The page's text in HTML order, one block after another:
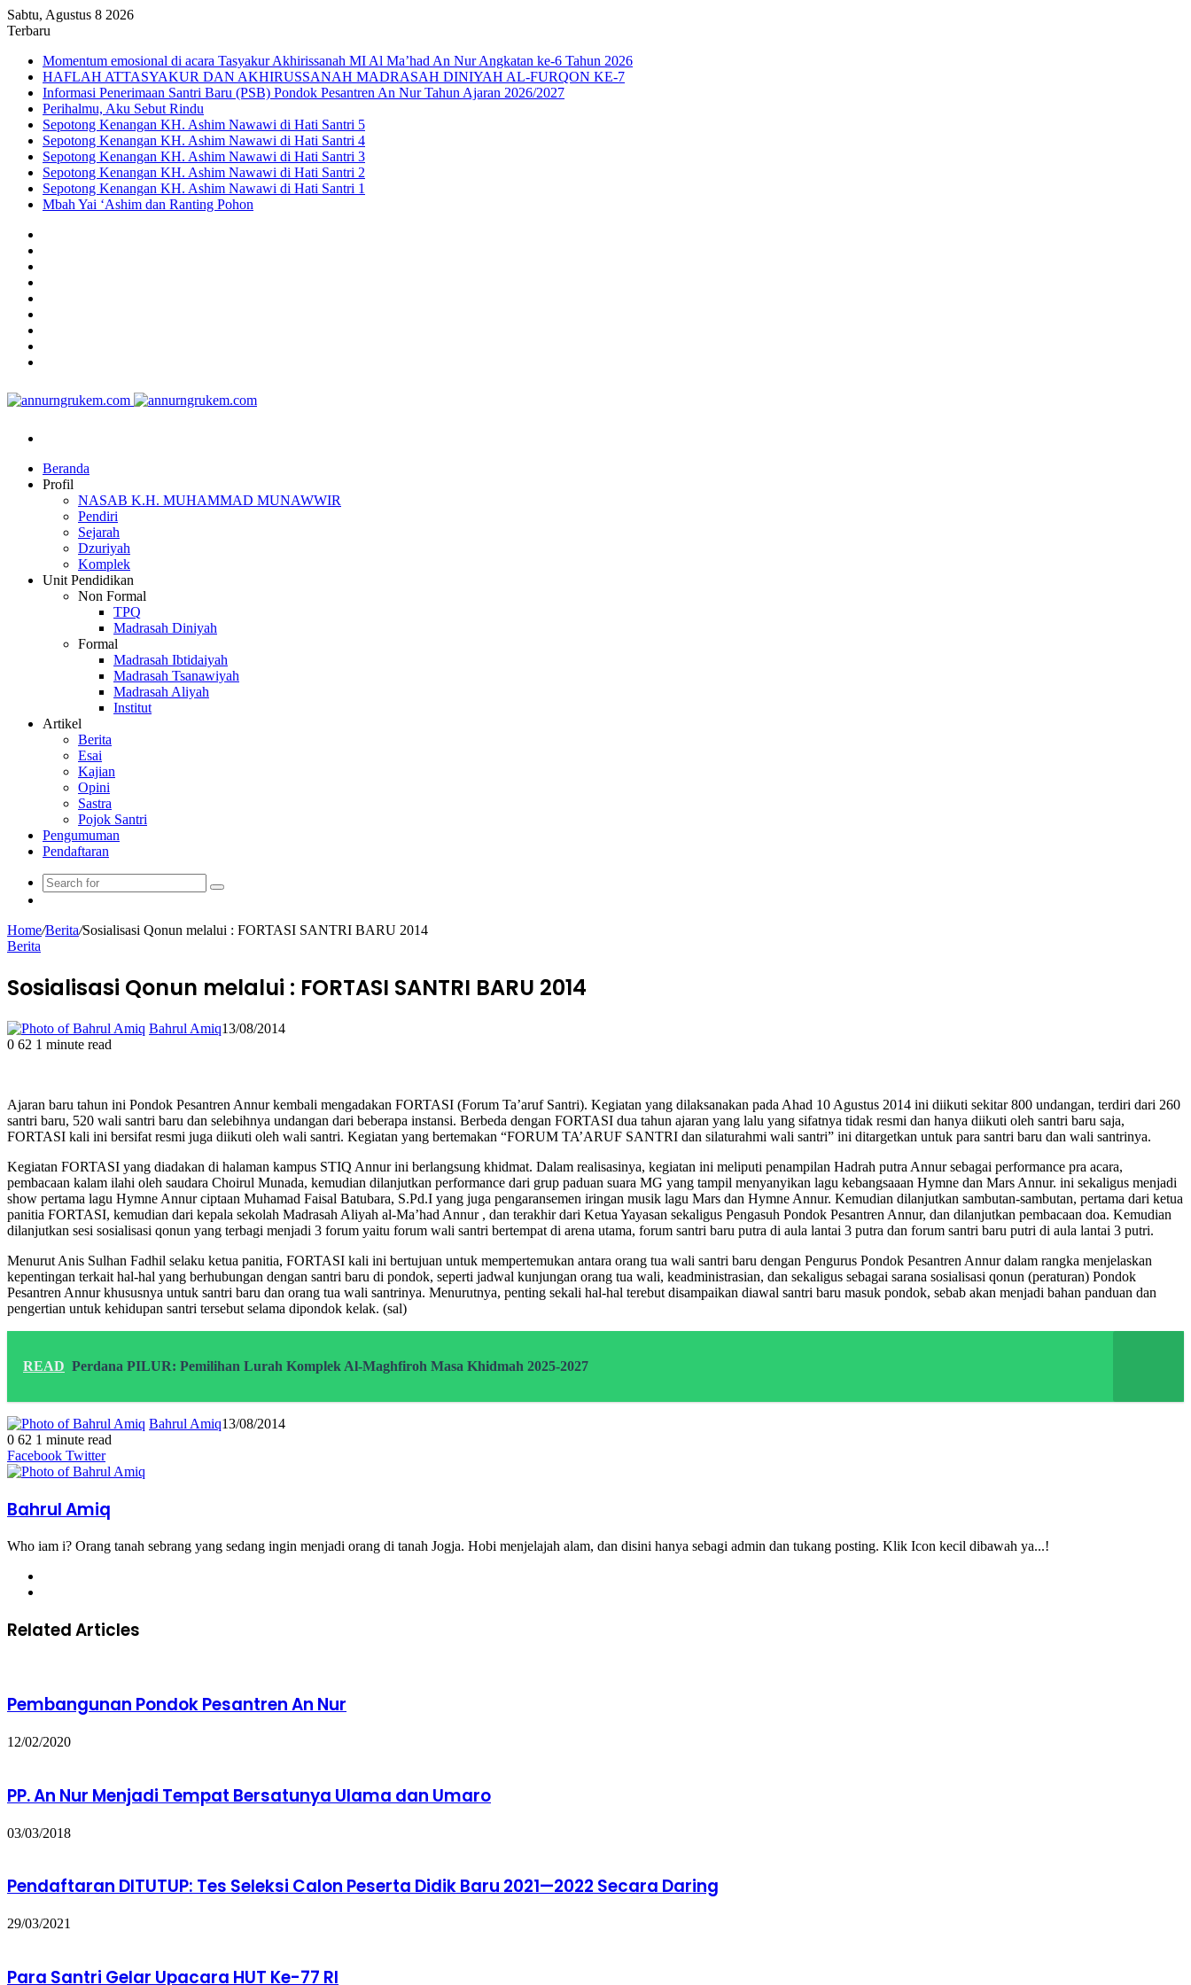
Sabtu, Agustus 8 2026
Terbaru
Momentum emosional di acara Tasyakur Akhirissanah MI Al Ma’had An Nur Angkatan ke-6 Tahun 2026
HAFLAH ATTASYAKUR DAN AKHIRUSSANAH MADRASAH DINIYAH AL-FURQON KE-7
Informasi Penerimaan Santri Baru (PSB) Pondok Pesantren An Nur Tahun Ajaran 2026/2027
Perihalmu, Aku Sebut Rindu
Sepotong Kenangan KH. Ashim Nawawi di Hati Santri 5
Sepotong Kenangan KH. Ashim Nawawi di Hati Santri 4
Sepotong Kenangan KH. Ashim Nawawi di Hati Santri 3
Sepotong Kenangan KH. Ashim Nawawi di Hati Santri 2
Sepotong Kenangan KH. Ashim Nawawi di Hati Santri 1
Mbah Yai ‘Ashim dan Ranting Pohon
Beranda
Profil
NASAB K.H. MUHAMMAD MUNAWWIR
Pendiri
Sejarah
Dzuriyah
Komplek
Unit Pendidikan
Non Formal
TPQ
Madrasah Diniyah
Formal
Madrasah Ibtidaiyah
Madrasah Tsanawiyah
Madrasah Aliyah
Institut
Artikel
Berita
Esai
Kajian
Opini
Sastra
Pojok Santri
Pengumuman
Pendaftaran
Home/Berita/Sosialisasi Qonun melalui : FORTASI SANTRI BARU 2014
Berita
Sosialisasi Qonun melalui : FORTASI SANTRI BARU 2014
Bahrul Amiq13/08/2014
0 62 1 minute read
Ajaran baru tahun ini Pondok Pesantren Annur kembali mengadakan FORTASI (Forum Ta’aruf Santri). Kegiatan yang dilaksanakan pada Ahad 10 Agustus 2014 ini diikuti sekitar 800 undangan, terdiri dari 260
santri baru, 520 wali santri baru dan selebihnya undangan dari beberapa instansi. Berbeda dengan FORTASI dua tahun ajaran yang lalu yang sifatnya tidak resmi dan hanya diikuti oleh santri baru saja,
FORTASI kali ini bersifat resmi juga diikuti oleh wali santri. Kegiatan yang bertemakan “FORUM TA’ARUF SANTRI dan silaturahmi wali santri” ini ditargetkan untuk para santri baru dan wali santrinya.
Kegiatan FORTASI yang diadakan di halaman kampus STIQ Annur ini berlangsung khidmat. Dalam realisasinya, kegiatan ini meliputi penampilan Hadrah putra Annur sebagai performance pra acara,
pembacaan kalam ilahi oleh saudara Choirul Munada, kemudian dilanjutkan performance dari grup paduan suara MG yang tampil menyanyikan lagu kebangsaaan Hymne dan Mars Annur. ini sekaligus menjadi
show pertama lagu Hymne Annur ciptaan Muhamad Faisal Batubara, S.Pd.I yang juga pengaransemen iringan musik lagu Mars dan Hymne Annur. Kemudian dilanjutkan sambutan-sambutan, pertama dari ketua
panitia FORTASI, kemudian dari kepala sekolah Madrasah Aliyah al-Ma’had Annur , dan terakhir dari Ketua Yayasan sekaligus Pengasuh Pondok Pesantren Annur, dan dilanjutkan pembacaan doa. Kemudian
dilanjutkan sesi sosialisasi qonun yang terbagi menjadi 3 forum yaitu forum wali santri bertempat di arena utama, forum santri baru putra di aula lantai 3 putra dan forum santri baru putri di aula lantai 3 putri.
Menurut Anis Sulhan Fadhil selaku ketua panitia, FORTASI kali ini bertujuan untuk mempertemukan antara orang tua wali santri baru dengan Pengurus Pondok Pesantren Annur dalam rangka menjelaskan
kepentingan terkait hal-hal yang berhubungan dengan santri baru di pondok, seperti jadwal kunjungan orang tua wali, keadministrasian, dan sekaligus sebagai sarana sosialisasi qonun (peraturan) Pondok
Pesantren Annur khususnya untuk santri baru dan orang tua wali santrinya. Menurutnya, penting sekali hal-hal terebut disampaikan diawal santri baru masuk pondok, sebab akan menjadi bahan panduan dan
pengertian untuk kehidupan santri tersebut selama dipondok kelak. (sal)
READ Perdana PILUR: Pemilihan Lurah Komplek Al-Maghfiroh Masa Khidmah 2025-2027
Bahrul Amiq13/08/2014
0 62 1 minute read
Facebook Twitter
Bahrul Amiq
Who iam i? Orang tanah sebrang yang sedang ingin menjadi orang di tanah Jogja. Hobi menjelajah alam, dan disini hanya sebagi admin dan tukang posting. Klik Icon kecil dibawah ya...!
Related Articles
Pembangunan Pondok Pesantren An Nur
12/02/2020
PP. An Nur Menjadi Tempat Bersatunya Ulama dan Umaro
03/03/2018
Pendaftaran DITUTUP: Tes Seleksi Calon Peserta Didik Baru 2021—2022 Secara Daring
29/03/2021
Para Santri Gelar Upacara HUT Ke-77 RI